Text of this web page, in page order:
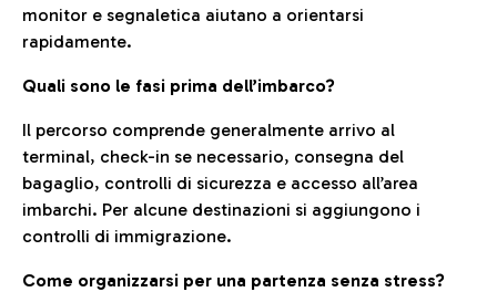
monitor e segnaletica aiutano a orientarsi
rapidamente.
Quali sono le fasi prima dell’imbarco?
Il percorso comprende generalmente arrivo al
terminal, check-in se necessario, consegna del
bagaglio, controlli di sicurezza e accesso all’area
imbarchi. Per alcune destinazioni si aggiungono i
controlli di immigrazione.
Come organizzarsi per una partenza senza stress?